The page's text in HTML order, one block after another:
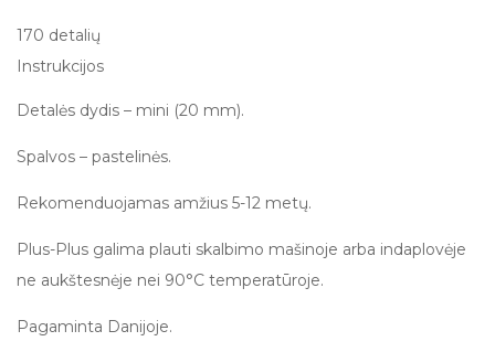
170 detalių
Instrukcijos
Detalės dydis – mini (20 mm).
Spalvos – pastelinės.
Rekomenduojamas amžius 5-12 metų.
Plus-Plus galima plauti skalbimo mašinoje arba indaplovėje
ne aukštesnėje nei 90°C temperatūroje.
Pagaminta Danijoje.